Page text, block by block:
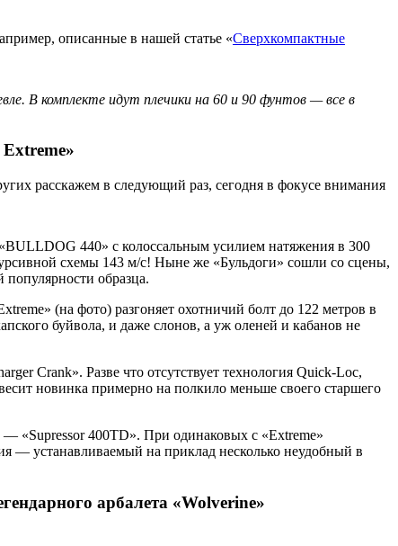
описанные в нашей статье «Сверхкомпактные
В комплекте идут плечики на 60 и 90 фунтов — все в
расскажем в следующий раз, сегодня в фокусе внимания
440» с колоссальным усилием натяжения в 300
схемы 143 м/с! Ныне же «Бульдоги» сошли со сцены,
образца.
(на фото) разгоняет охотничий болт до 122 метров в
буйвола, и даже слонов, а уж оленей и кабанов не
Crank». Разве что отсутствует технология Quick-Loc,
новинка примерно на полкило меньше своего старшего
«Supressor 400TD». При одинаковых с «Extreme»
— устанавливаемый на приклад несколько неудобный в
арбалета «Wolverine»